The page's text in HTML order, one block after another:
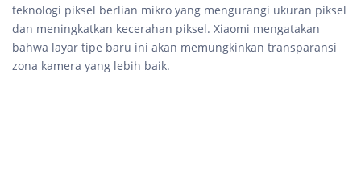
teknologi piksel berlian mikro yang mengurangi ukuran piksel
dan meningkatkan kecerahan piksel. Xiaomi mengatakan
bahwa layar tipe baru ini akan memungkinkan transparansi
zona kamera yang lebih baik.